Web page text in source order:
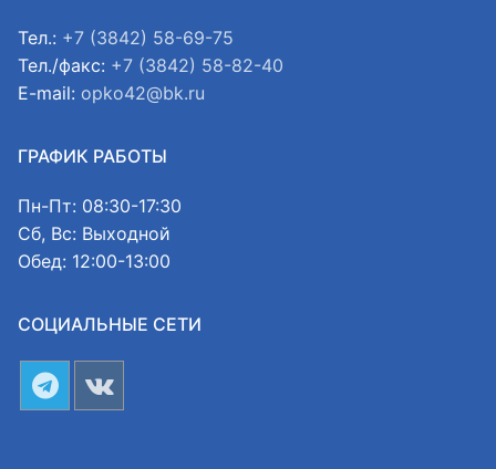
Тел.: +7 (3842) 58-69-75
Тел./факс: +7 (3842) 58-82-40
E-mail: opko42@bk.ru
ГРАФИК РАБОТЫ
Пн-Пт: 08:30-17:30
Сб, Вс: Выходной
Обед: 12:00-13:00
СОЦИАЛЬНЫЕ СЕТИ